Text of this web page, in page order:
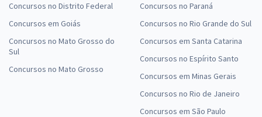
Concursos no Distrito Federal
Concursos em Goiás
Concursos no Mato Grosso do
Sul
Concursos no Mato Grosso
Concursos no Paraná
Concursos no Rio Grande do Sul
Concursos em Santa Catarina
Concursos no Espírito Santo
Concursos em Minas Gerais
Concursos no Rio de Janeiro
Concursos em São Paulo